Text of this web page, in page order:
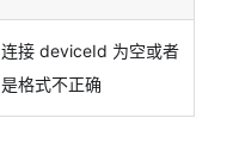
连接 deviceId 为空或者
是格式不正确